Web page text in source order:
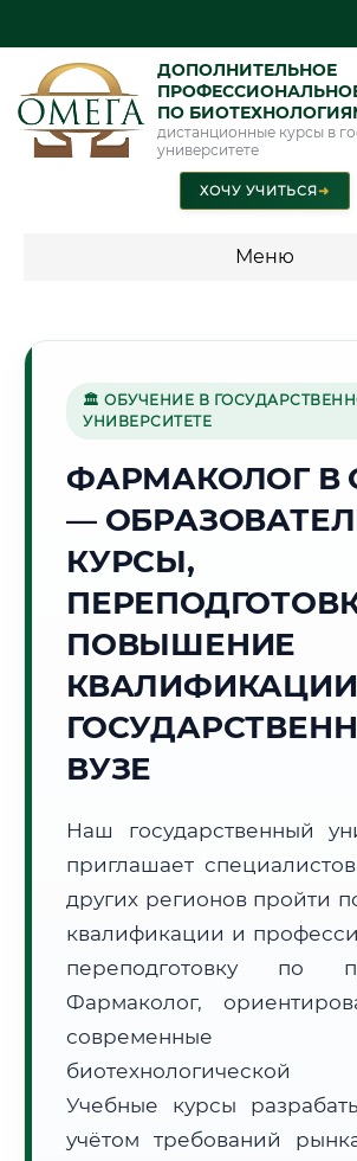
ДОПОЛНИТЕЛЬНОЕ
ПО
дистанционные курсы в
университете
ХОЧУ УЧИТЬСЯ➜
Меню
🌄
Г. ОШ
11:23:12
Четверг, 6 Августа
2026 г.
Погода в г. Ош:☀️ +27°C Ясно
🌅 Восход: 06:10 🌇
Субъект:
Формат учебы:
🗺️ Зона обслуживания: г. Ош
🏛 ОБУЧЕНИЕ В
УНИВЕРСИТЕТЕ
ФАРМАКОЛОГ В
—
КУРСЫ,
ПОВЫШЕНИЕ
ВУЗЕ
Наш государственный
приглашает
других регионов пройти
квалификации и
переподготовку по
Фармаколог,
современные
биотехнологической
Учебные курсы
учётом требований